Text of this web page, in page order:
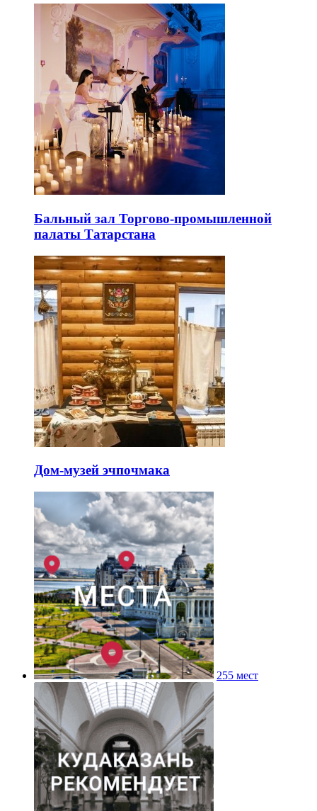
Бальный зал Торгово-промышленной
палаты Татарстана
Дом-музей эчпочмака
255 мест